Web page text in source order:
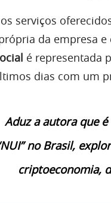
serviços
da empresa
é representada
dias com um
Aduz a autora que
no Brasil,
criptoeconomia,